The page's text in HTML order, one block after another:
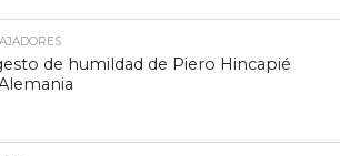
de humildad de Piero Hincapié